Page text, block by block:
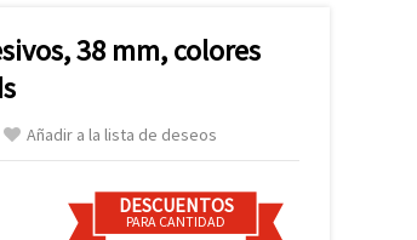
38 mm, colores
Añadir a la lista de deseos
DESCUENTOS
PARA CANTIDAD